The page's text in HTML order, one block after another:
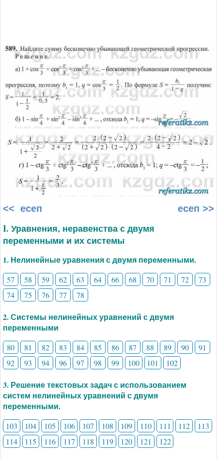
<< есеп есеп >>
I. Уравнения, неравенства с двумя
переменными и их системы
1. Нелинейные уравнения с двумя переменными.
57 58 59 62 63 64 66 68 70 71 72
73
74
75 76 77 78
2. Системы нелинейных уравнений с двумя
переменными
80 81 82 83 84 85 86 87 88 89 90
91
92
93 94 96 97 98 99 100 101 102
3. Решение текстовых задач с использованием
систем нелинейных уравнений с двумя
переменными.
103 104 105 106 107 108 109 110 111 112
113
114
115 116 117 118 119 120 121 122